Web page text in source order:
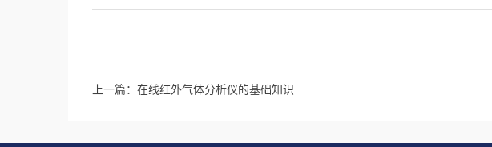
上一篇： 在线红外气体分析仪的基础知识